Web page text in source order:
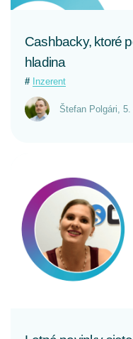
Cashbacky, ktoré
hladina
Inzerent
Štefan Polgári, 5.